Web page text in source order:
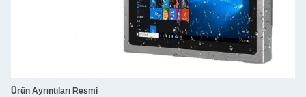
Ürün Ayrıntıları Resmi